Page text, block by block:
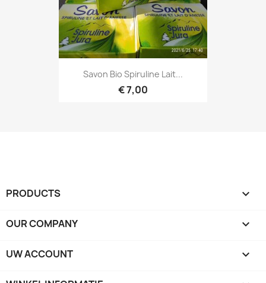
Savon Bio Spiruline Lait...
€ 7,00
PRODUCTS 
OUR COMPANY 
UW ACCOUNT 